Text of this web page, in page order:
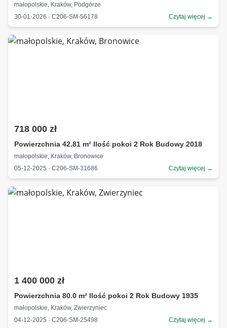
małopolskie, Kraków, Podgórze
30-01-2026 · C206-SM-56178
Czytaj więcej →
718 000 zł
Powierzchnia 42.81 m² Ilość pokoi 2 Rok Budowy 2018
małopolskie, Kraków, Bronowice
05-12-2025 · C206-SM-31686
Czytaj więcej →
1 400 000 zł
Powierzchnia 80.0 m² Ilość pokoi 2 Rok Budowy 1935
małopolskie, Kraków, Zwierzyniec
04-12-2025 · C206-SM-25498
Czytaj więcej →